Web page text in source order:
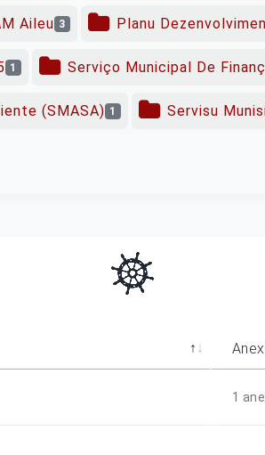
Aileu 3 Planu
1 Serviço Municipal De
(SMASA) 1 Servisu
1